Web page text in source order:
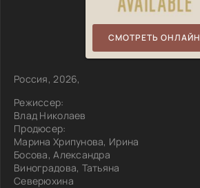
СМОТРЕТЬ ОНЛАЙН
Россия, 2026,
Режиссер:
Влад Николаев
Продюсер:
Марина Хрипунова, Ирина
Босова, Александра
Виноградова, Татьяна
Северюхина